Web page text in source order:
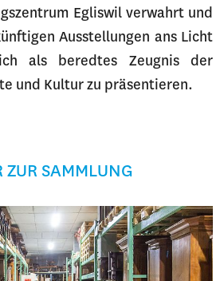
Egliswil verwahrt und
Ausstellungen ans Licht
als beredtes Zeugnis der
und Kultur zu präsentieren.
ZUR SAMMLUNG